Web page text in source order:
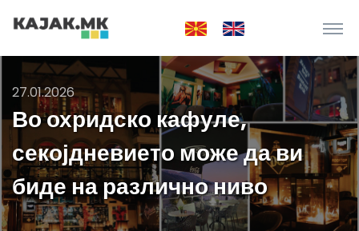
27.01.2026
Во охридско кафуле,
секојдневието може да ви
биде на различно ниво